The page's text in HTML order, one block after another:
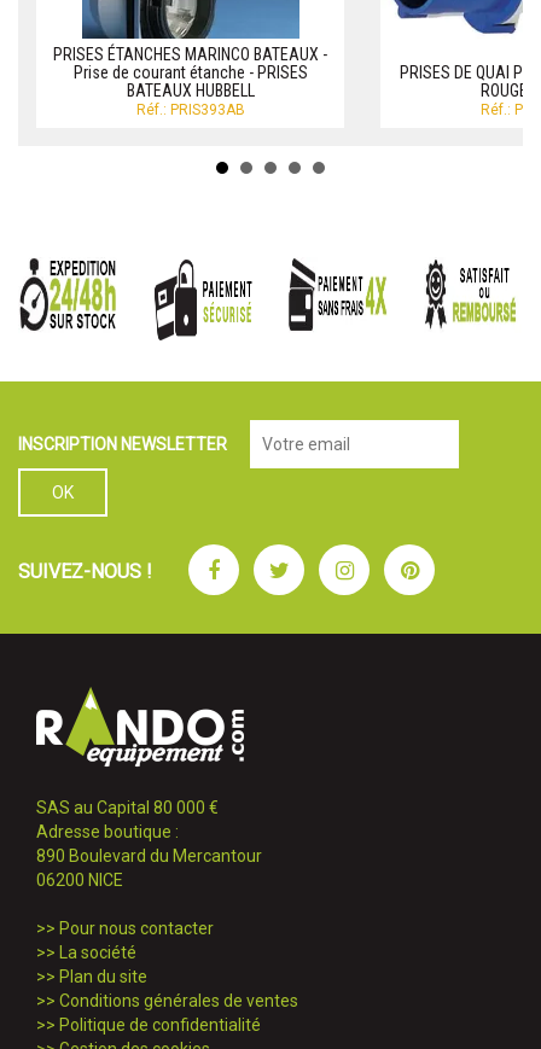
PRISES ÉTANCHES MARINCO BATEAUX -
Prise de courant étanche - PRISES
BATEAUX HUBBELL
Réf.: PRIS393AB
PRISES DE QUAI
ROUGE
Réf.:
INSCRIPTION NEWSLETTER
SUIVEZ-NOUS ! FacebookTwitterInstagramPinterest
SAS au Capital 80 000 €
Adresse boutique :
890 Boulevard du Mercantour
06200 NICE
>> Pour nous contacter
>> La société
>> Plan du site
>> Conditions générales de ventes
>> Politique de confidentialité